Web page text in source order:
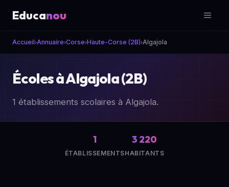
Educanou
Accueil›Annuaire›Corse›Haute-Corse (2B)›Algajola
Écoles à Algajola (2B)
1 établissements scolaires à Algajola.
1
ÉTABLISSEMENTS
3 220
HABITANTS